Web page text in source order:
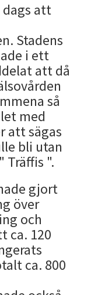
dags att
Stadens
i ett
att då
så
med
att sägas
bli utan
Träffis ".
gjort
över
och
ca. 120
ca. 800